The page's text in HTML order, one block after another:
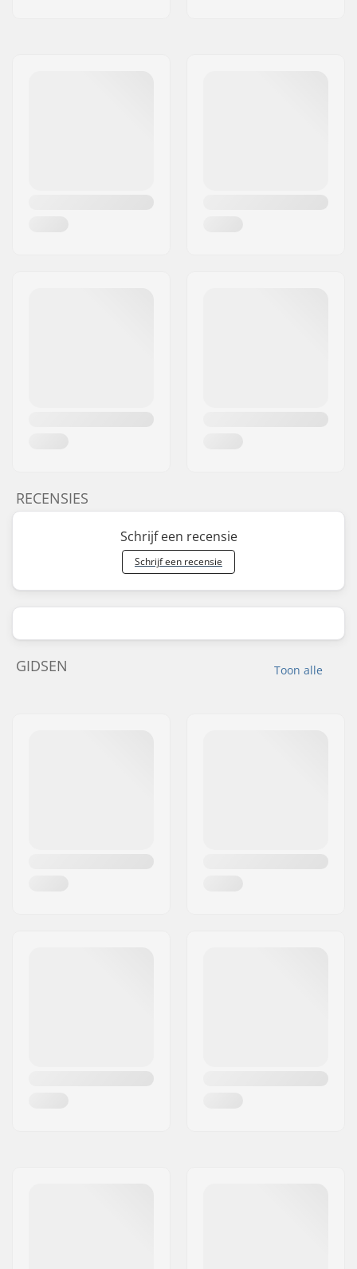
RECENSIES
Schrijf een recensie
Schrijf een recensie
Toon alle
GIDSEN